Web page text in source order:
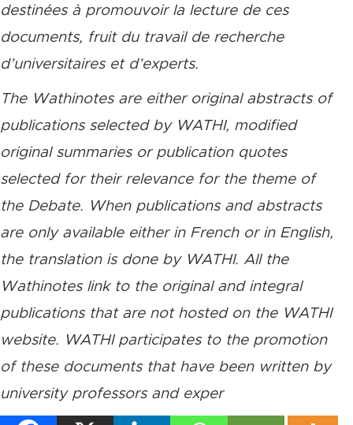
destinées à promouvoir la lecture de ces
documents, fruit du travail de recherche
d’universitaires et d’experts.
The Wathinotes are either original abstracts of
publications selected by WATHI, modified
original summaries or publication quotes
selected for their relevance for the theme of
the Debate. When publications and abstracts
are only available either in French or in English,
the translation is done by WATHI. All the
Wathinotes link to the original and integral
publications that are not hosted on the WATHI
website. WATHI participates to the promotion
of these documents that have been written by
university professors and exper